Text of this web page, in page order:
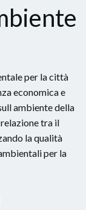
per la città
economica e
ambiente della
tra il
la qualità
per la